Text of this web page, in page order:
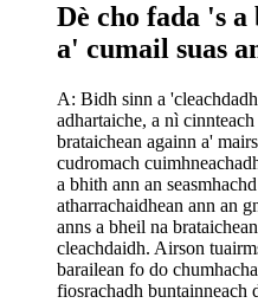
Dè cho fada 's
a' cumail suas
A: Bidh sinn a
adhartaiche, a nì
brataichean againn a'
cudromach
a bhith ann an
atharrachaidhean ann an
anns a bheil na
cleachdaidh. Airson
barailean fo do
fiosrachadh buntainneach